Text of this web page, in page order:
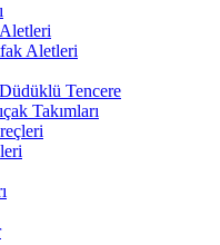
Aletleri
Tencere
Takımları